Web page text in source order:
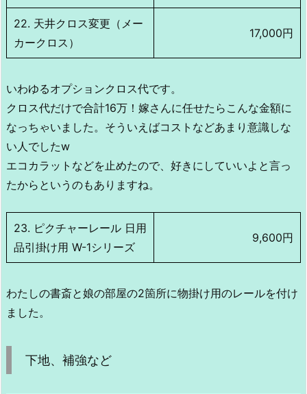
22. 天井クロス変更（メー
カークロス）
17,000円
いわゆるオプションクロス代です。
クロス代だけで合計16万！嫁さんに任せたらこんな金額に
なっちゃいました。そういえばコストなどあまり意識しな
い人でしたw
エコカラットなどを止めたので、好きにしていいよと言っ
たからというのもありますね。
23. ピクチャーレール 日用
品引掛け用 W-1シリーズ
9,600円
わたしの書斎と娘の部屋の2箇所に物掛け用のレールを付け
ました。
下地、補強など